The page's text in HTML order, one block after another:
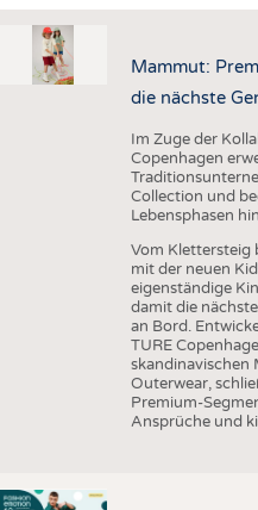
HAUS- UND HEIMTEXTILIEN
BEKLEIDUNG
TESTS
AUSSCHREIBUNGEN
DTV AUSSCHREIBUNGSDIENST
DAUNENCHECK
ADRESSEN & LINKS
PUBLIKATIONEN
Mammut:
die nächste
Im Zuge der
Copenhagen
Collection und
Lebensphasen
Vom Klettersteig
mit der neuen
eigenständige
damit die
an Bord.
TURE
skandinavischen
Outerwear,
Premium-
Ansprüche und